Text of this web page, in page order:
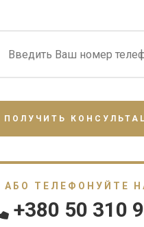
АБО ТЕЛЕФОНУЙТЕ
+380 50 310